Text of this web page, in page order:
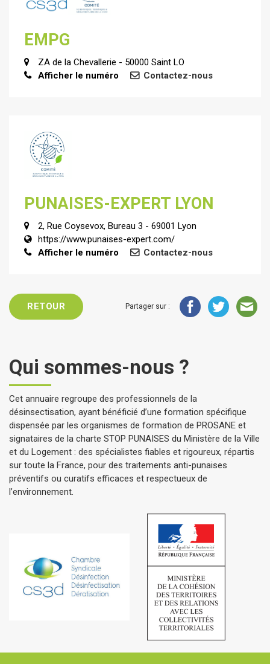
EMPG
ZA de la Chevallerie - 50000 Saint LO
Afficher le numéro
Contactez-nous
PUNAISES-EXPERT LYON
2, Rue Coysevox, Bureau 3 - 69001 Lyon
https://www.punaises-expert.com/
Afficher le numéro
Contactez-nous
RETOUR Partager sur :
Qui sommes-nous ?
Cet annuaire regroupe des professionnels de la
désinsectisation, ayant bénéficié d’une formation spécifique
dispensée par les organismes de formation de PROSANE et
signataires de la charte STOP PUNAISES du Ministère de la Ville
et du Logement : des spécialistes fiables et rigoureux, répartis
sur toute la France, pour des traitements anti-punaises
préventifs ou curatifs efficaces et respectueux de
l’environnement.